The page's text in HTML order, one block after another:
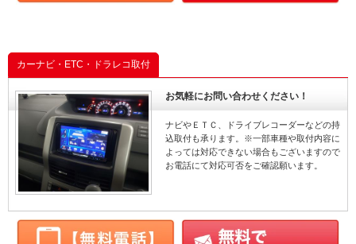
DSオートモービ
カーナビ・ETC・ドラレコ取付
お気軽にお問い合わせください！
ナビやＥＴＣ、ドライブレコーダーなどの持
込取付も承ります。※一部車種や取付内容に
よっては対応できない場合もございますので
お電話にて対応可否をご確認願います。